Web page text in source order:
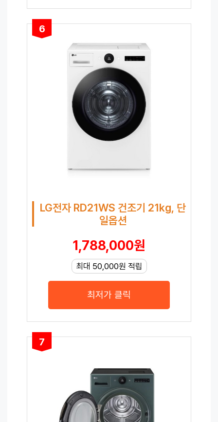
6
LG전자 RD21WS 건조기 21kg, 단
일옵션
1,788,000원
최대 50,000원 적립
최저가 클릭
7